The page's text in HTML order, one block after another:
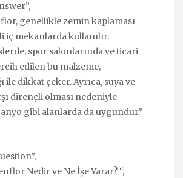
genellikle zemin kaplaması
iç mekanlarda kullanılır.
spor salonlarında ve ticari
edilen bu malzeme,
ile dikkat çeker. Ayrıca, suya ve
dirençli olması nedeniyle
gibi alanlarda da uygundur.”
Nedir ve Ne İşe Yarar? “,